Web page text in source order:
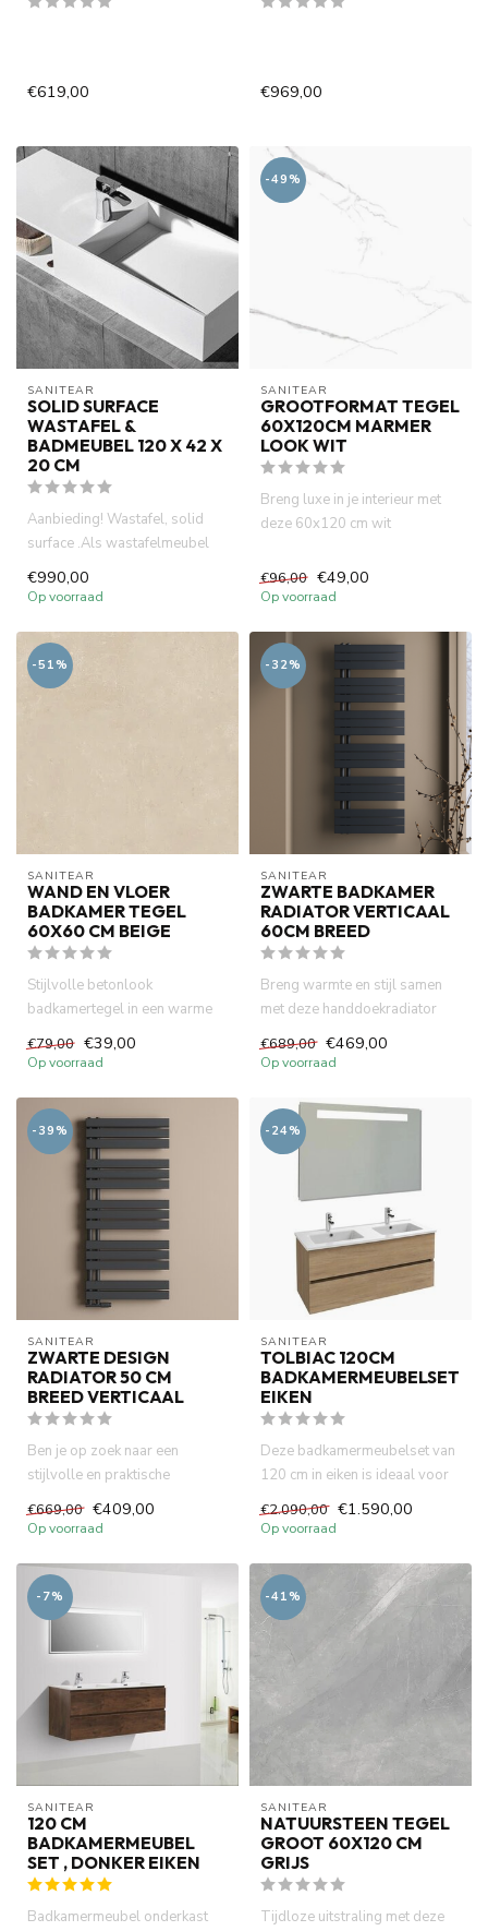
€619,00 €969,00
SANITEAR
SOLID SURFACE
WASTAFEL &
BADMEUBEL 120 X 42 X
20 CM
Aanbieding! Wastafel, solid
surface .Als wastafelmeubel
kunt gebruiken .120 x 42...
€990,00
Op voorraad
-49%
SANITEAR
GROOTFORMAT TEGEL
60X120CM MARMER
LOOK WIT
Breng luxe in je interieur met
deze 60x120 cm wit
voo...
€96,00 €49,00
Op voorraad
-51%
SANITEAR
WAND EN VLOER
BADKAMER TEGEL
60X60 CM BEIGE
Stijlvolle betonlook
badkamertegel in een warme
ivory tint. Deze
gerectificeerde...
€79,00 €39,00
Op voorraad
-32%
SANITEAR
ZWARTE BADKAMER
RADIATOR VERTICAAL
60CM BREED
Breng warmte en stijl samen
met deze handdoekradiator
van 60cm x 160cm in een m...
€689,00 €469,00
Op voorraad
-39%
SANITEAR
ZWARTE DESIGN
RADIATOR 50 CM
BREED VERTICAAL
Ben je op zoek naar een
stijlvolle en praktische
oplossing om je badkamer te
ver...
€669,00 €409,00
Op voorraad
-24%
SANITEAR
TOLBIAC 120CM
BADKAMERMEUBELSET
EIKEN
Deze badkamermeubelset van
120 cm in eiken is ideaal voor
wie op zoek is naar ee...
€2.090,00 €1.590,00
Op voorraad
-7%
SANITEAR
120 CM
BADKAMERMEUBEL
SET , DONKER EIKEN
Badkamermeubel onderkast
-41%
SANITEAR
NATUURSTEEN TEGEL
GROOT 60X120 CM
GRIJS
Tijdloze uitstraling met deze